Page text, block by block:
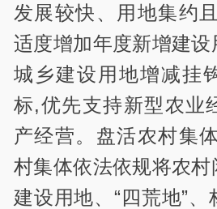
发展较快、用地集约
适度增加年度新增建
城乡建设用地增减挂
标,优先支持新型农业
产经营。盘活农村集
村集体依法依规将农
建设用地、“四荒地”